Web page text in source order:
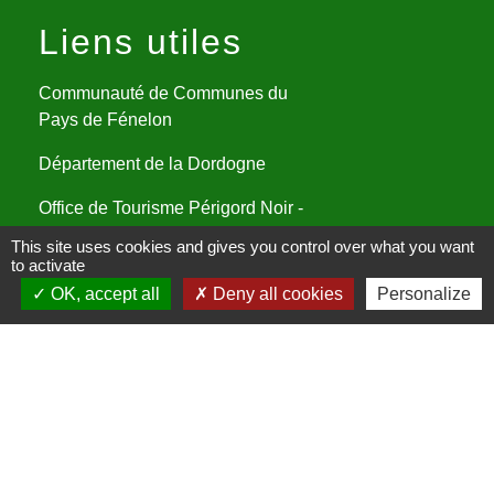
Liens utiles
Communauté de Communes du
Pays de Fénelon
Département de la Dordogne
Office de Tourisme Périgord Noir -
Préfecture de la Dordogne
Assistance cybersécurité
This site uses cookies and gives you control over what you want
to activate
OK, accept all
Deny all cookies Personalize